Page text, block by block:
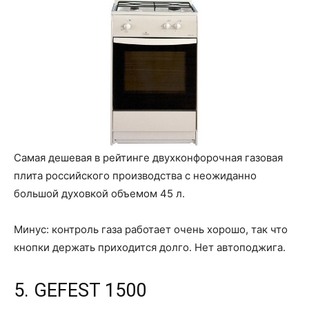
Самая дешевая в рейтинге двухконфорочная газовая
плита российского производства с неожиданно
большой духовкой объемом 45 л.
Минус: контроль газа работает очень хорошо, так что
кнопки держать приходится долго. Нет автоподжига.
5. GEFEST 1500